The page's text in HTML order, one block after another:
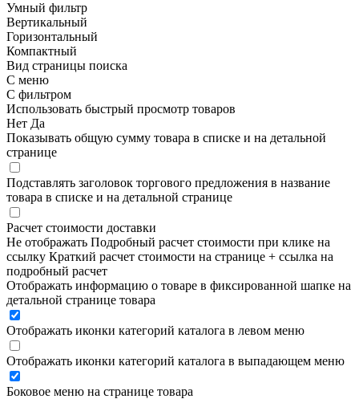
Умный фильтр
Вертикальный
Горизонтальный
Компактный
Вид страницы поиска
С меню
С фильтром
Использовать быстрый просмотр товаров
Нет Да
Показывать общую сумму товара в списке и на детальной
странице
Подставлять заголовок торгового предложения в название
товара в списке и на детальной странице
Расчет стоимости доставки
Не отображать Подробный расчет стоимости при клике на
ссылку Краткий расчет стоимости на странице + ссылка на
подробный расчет
Отображать информацию о товаре в фиксированной шапке на
детальной странице товара
Отображать иконки категорий каталога в левом меню
Отображать иконки категорий каталога в выпадающем меню
Боковое меню на странице товара